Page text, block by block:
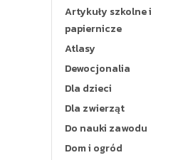
Artykuły szkolne i
papiernicze
Atlasy
Dewocjonalia
Dla dzieci
Dla zwierząt
Do nauki zawodu
Dom i ogród